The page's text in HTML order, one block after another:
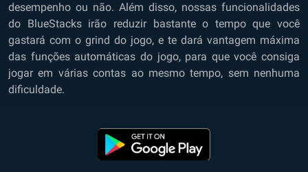
desempenho ou não. Além disso, nossas funcionalidades
do BlueStacks irão reduzir bastante o tempo que você
gastará com o grind do jogo, e te dará vantagem máxima
das funções automáticas do jogo, para que você consiga
jogar em várias contas ao mesmo tempo, sem nenhuma
dificuldade.